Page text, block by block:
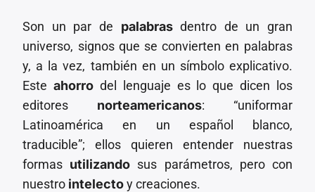
Son un par de palabrasdentro de un gran
universo, signos que se convierten en palabras
y, a la vez, también en un símbolo explicativo.
Esteahorro del lenguaje es lo que dicen los
editores norteamericanos: “uniformar
Latinoamérica en un español blanco,
traducible”; ellos quieren entender nuestras
formas utilizando sus parámetros, pero con
nuestro intelectoy creaciones.